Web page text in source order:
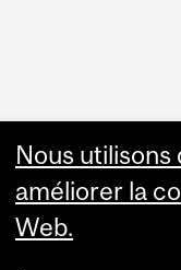
Nous
améliorer la
Web.